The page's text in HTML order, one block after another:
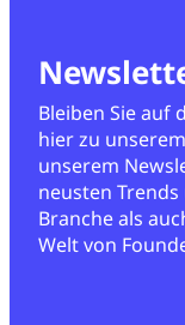
Bleiben Sie auf
hier zu
unserem
neusten
Branche als
Welt von